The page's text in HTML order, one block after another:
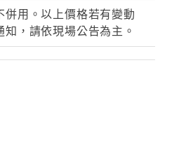
併用。以上價格若有變動
知，請依現場公告為主。